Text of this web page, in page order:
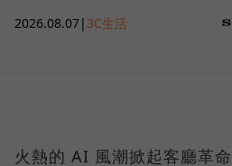
2026.08.07| 3C生活
火熱的 AI 風潮掀起客廳革